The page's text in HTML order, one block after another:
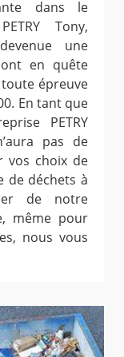
dans le
Tony,
une
en quête
épreuve
En tant que
PETRY
pas de
vos choix de
de déchets à
de notre
même pour
nous vous